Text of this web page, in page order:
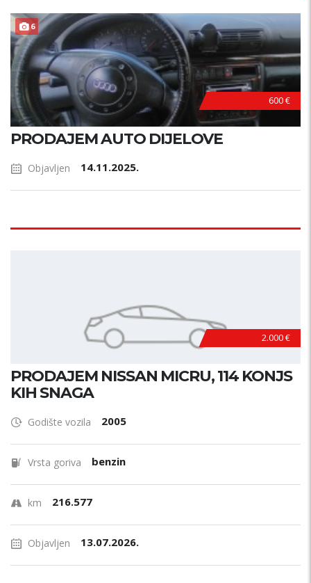
6
600 €
PRODAJEM AUTO DIJELOVE
Objavljen 14.11.2025.
2.000 €
PRODAJEM NISSAN MICRU, 114 KONJS
KIH SNAGA
Godište vozila 2005
Vrsta goriva benzin
km 216.577
Objavljen 13.07.2026.